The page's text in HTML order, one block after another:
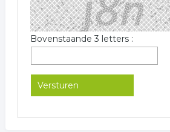
Bovenstaande 3 letters :